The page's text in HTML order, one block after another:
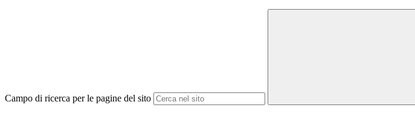
Campo di ricerca per le pagine del sito